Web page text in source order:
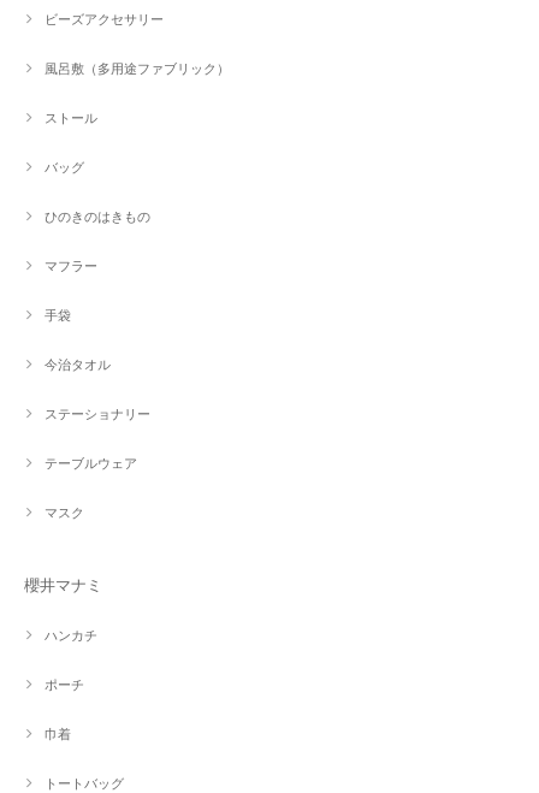
ビーズアクセサリー
風呂敷（多用途ファブリック）
ストール
バッグ
ひのきのはきもの
マフラー
手袋
今治タオル
ステーショナリー
テーブルウェア
マスク
櫻井マナミ
ハンカチ
ポーチ
巾着
トートバッグ